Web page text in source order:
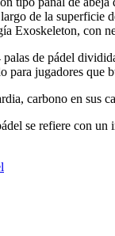
de la
Exoskeleton, con
de pádel
para jugadores
carbono en sus
se refiere con